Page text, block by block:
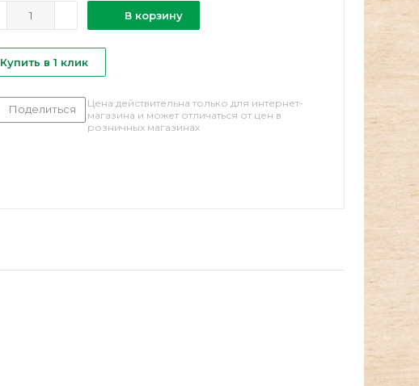
В корзину
Купить в 1 клик
Поделиться
Цена действительна только для интернет-
магазина и может отличаться от цен в
розничных магазинах